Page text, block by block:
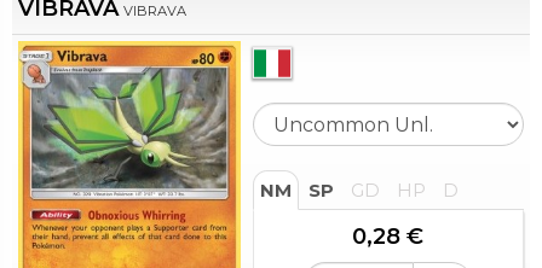
VIBRAVA VIBRAVA
NM SP GD HP D
0,28 €